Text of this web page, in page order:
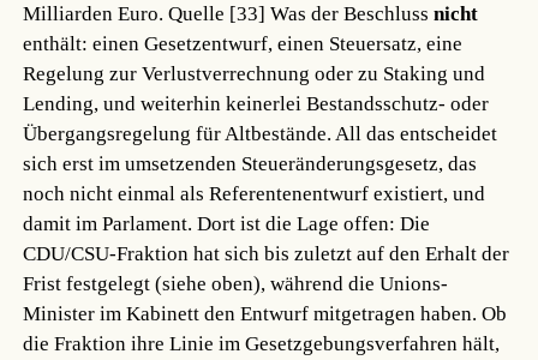
Milliarden Euro.Quelle [33] Was der Beschlussnicht
enthält: einen Gesetzentwurf, einen Steuersatz, eine
Regelung zur Verlustverrechnung oder zu Staking und
Lending, und weiterhin keinerlei Bestandsschutz- oder
Übergangsregelung für Altbestände. All das entscheidet
sich erst im umsetzenden Steueränderungsgesetz, das
noch nicht einmal als Referentenentwurf existiert, und
damit im Parlament. Dort ist die Lage offen: Die
CDU/CSU-Fraktion hat sich bis zuletzt auf den Erhalt der
Frist festgelegt (siehe oben), während die Unions-
Minister im Kabinett den Entwurf mitgetragen haben. Ob
die Fraktion ihre Linie im Gesetzgebungsverfahren hält,